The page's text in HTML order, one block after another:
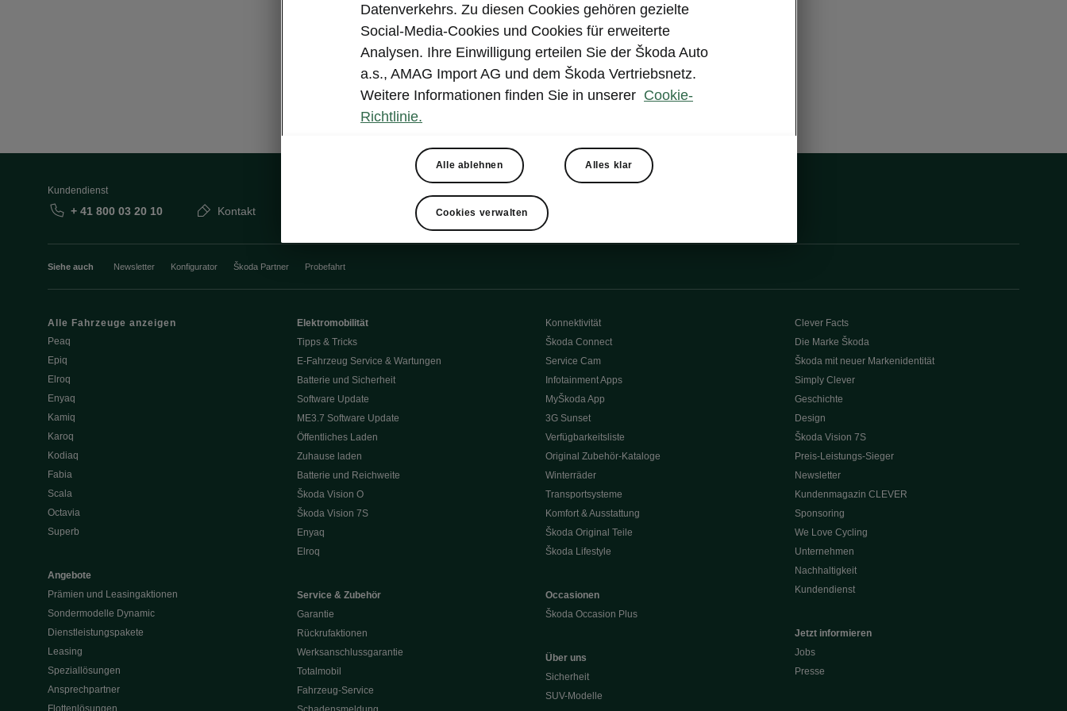
Kundendienst
+ 41 800 03 20 10 Kontakt
Siehe auch Newsletter Konfigurator Škoda Partner Probefahrt
Alle Fahrzeuge anzeigen
Peaq
Epiq
Elroq
Enyaq
Kamiq
Karoq
Kodiaq
Fabia
Scala
Octavia
Superb
Angebote
Prämien und Leasingaktionen
Sondermodelle Dynamic
Dienstleistungspakete
Leasing
Speziallösungen
Ansprechpartner
Flottenlösungen
Elektromobilität
Tipps & Tricks
E-Fahrzeug Service & Wartungen
Batterie und Sicherheit
Software Update
ME3.7 Software Update
Öffentliches Laden
Zuhause laden
Batterie und Reichweite
Škoda Vision O
Škoda Vision 7S
Enyaq
Elroq
Service & Zubehör
Garantie
Rückrufaktionen
Werksanschlussgarantie
Totalmobil
Fahrzeug-Service
Konnektivität
Škoda Connect
Service Cam
Infotainment Apps
MyŠkoda App
3G Sunset
Verfügbarkeitsliste
Original Zubehör-Kataloge
Winterräder
Transportsysteme
Komfort & Ausstattung
Škoda Original Teile
Škoda Lifestyle
Occasionen
Škoda Occasion Plus
Über uns
Sicherheit
SUV-Modelle
Clever Facts
Die Marke Škoda
Škoda mit neuer Markenidentität
Simply Clever
Geschichte
Design
Škoda Vision 7S
Preis-Leistungs-Sieger
Newsletter
Kundenmagazin CLEVER
Sponsoring
We Love Cycling
Unternehmen
Nachhaltigkeit
Kundendienst
Jetzt informieren
Jobs
Presse
Datenverkehrs. Zu diesen Cookies gehören gezielte
Social-Media-Cookies und Cookies für erweiterte
Analysen. Ihre Einwilligung erteilen Sie der Škoda Auto
a.s., AMAG Import AG und dem Škoda Vertriebsnetz.
Weitere Informationen finden Sie in unserer Cookie-
Richtlinie.
Alle ablehnen Alles klar
Cookies verwalten